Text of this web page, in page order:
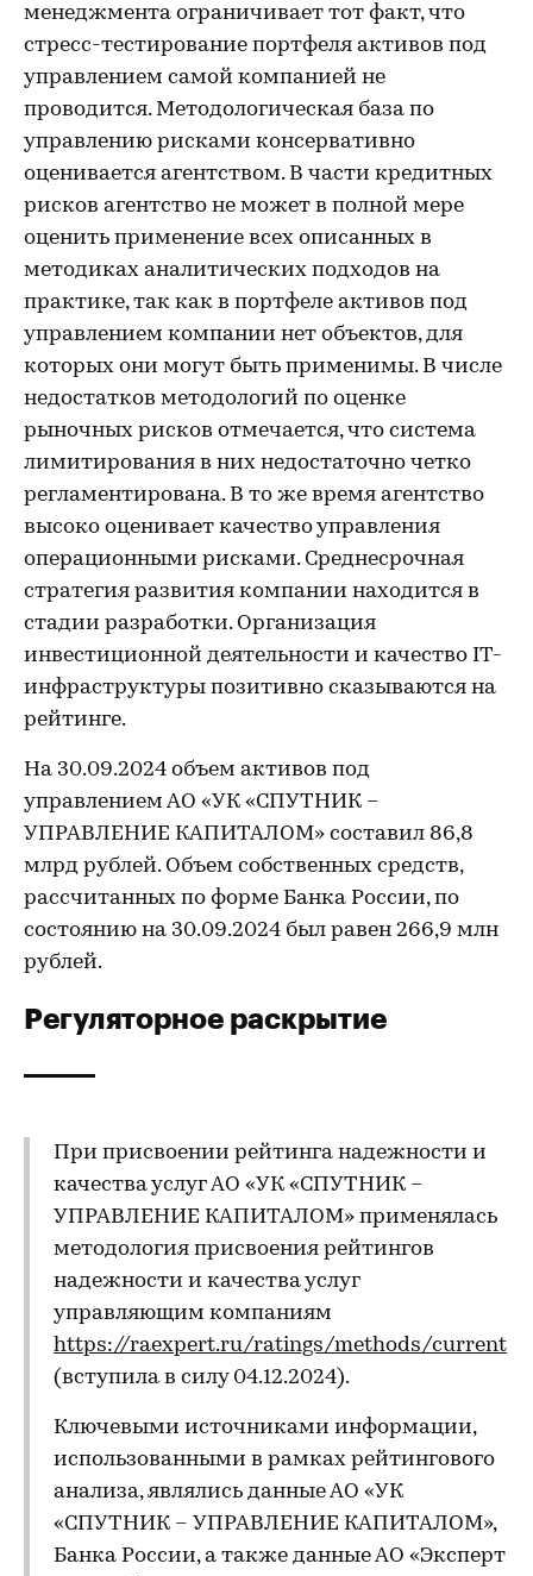
менеджмента ограничивает тот факт, что
стресс-тестирование портфеля активов под
управлением самой компанией не
проводится. Методологическая база по
управлению рисками консервативно
оценивается агентством. В части кредитных
рисков агентство не может в полной мере
оценить применение всех описанных в
методиках аналитических подходов на
практике, так как в портфеле активов под
управлением компании нет объектов, для
которых они могут быть применимы. В числе
недостатков методологий по оценке
рыночных рисков отмечается, что система
лимитирования в них недостаточно четко
регламентирована. В то же время агентство
высоко оценивает качество управления
операционными рисками. Среднесрочная
стратегия развития компании находится в
стадии разработки. Организация
инвестиционной деятельности и качество IT-
инфраструктуры позитивно сказываются на
рейтинге.
На 30.09.2024 объем активов под
управлением АО «УК «СПУТНИК –
УПРАВЛЕНИЕ КАПИТАЛОМ» составил 86,8
млрд рублей. Объем собственных средств,
рассчитанных по форме Банка России, по
состоянию на 30.09.2024 был равен 266,9 млн
рублей.
Регуляторное раскрытие
При присвоении рейтинга надежности и
качества услуг АО «УК «СПУТНИК –
УПРАВЛЕНИЕ КАПИТАЛОМ» применялась
методология присвоения рейтингов
надежности и качества услуг
управляющим компаниям
https://raexpert.ru/ratings/methods/current
(вступила в силу 04.12.2024).
Ключевыми источниками информации,
использованными в рамках рейтингового
анализа, являлись данные АО «УК
«СПУТНИК – УПРАВЛЕНИЕ КАПИТАЛОМ»,
Банка России, а также данные АО «Эксперт